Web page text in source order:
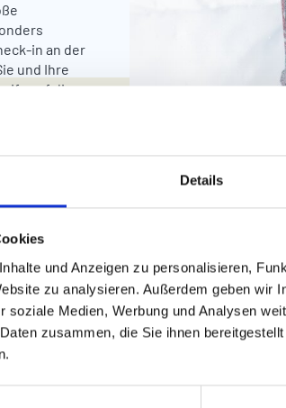
Details
und Anzeigen zu personalisieren,
zu analysieren. Außerdem geben wir
soziale Medien, Werbung und Analysen
zusammen, die Sie ihnen
in an der
und Ihre
auf die
Jüngsten.
erste
zu